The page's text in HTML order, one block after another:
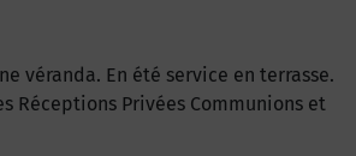
véranda. En été service en terrasse.
Réceptions Privées Communions et